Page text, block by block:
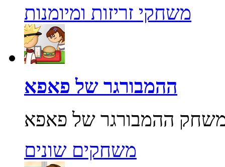
משחקי זריזות ומיומנות
ההמבורגר של פאפא
משחקים שונים